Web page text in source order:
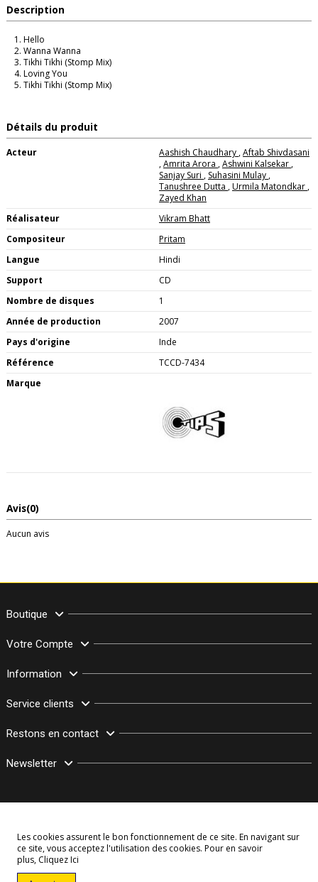
Description
Hello
Wanna Wanna
Tikhi Tikhi (Stomp Mix)
Loving You
Tikhi Tikhi (Stomp Mix)
Détails du produit
Acteur Aashish Chaudhary ,Aftab Shivdasani
,Amrita Arora ,Ashwini Kalsekar ,
Sanjay Suri , Suhasini Mulay ,
Tanushree Dutta ,Urmila Matondkar ,
Zayed Khan
Réalisateur
Vikram Bhatt
Compositeur
Pritam
Langue
Hindi
Support
CD
Nombre de disques
1
Année de production
2007
Pays d'origine
Inde
Référence
TCCD-7434
Marque
Avis(0)
Aucun avis
Boutique
Votre Compte
Information
Service clients
Restons en contact
Newsletter
© Copyright 2003–2026 Bollymarket.com - Tous Droits Réservés
Les cookies assurent le bon fonctionnement de ce site. En navigant sur
ce site, vous acceptez l'utilisation des cookies. Pour en savoir
plus, Cliquez Ici